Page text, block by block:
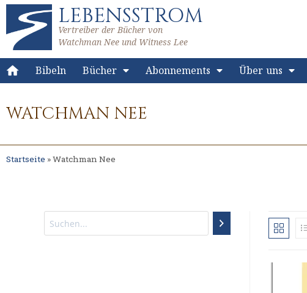
LEBENSSTROM
Vertreiber der Bücher von
Watchman Nee und Witness Lee
Bibeln Bücher Abonnements Über uns
WATCHMAN NEE
Startseite »Watchman Nee